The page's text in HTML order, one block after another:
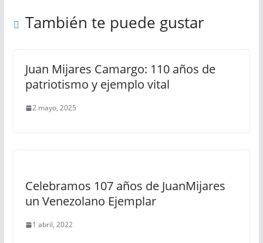
También te puede gustar
Juan Mijares Camargo: 110 años de
patriotismo y ejemplo vital
2 mayo, 2025
Celebramos 107 años de JuanMijares
un Venezolano Ejemplar
1 abril, 2022